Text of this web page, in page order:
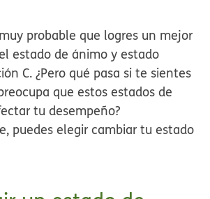
probable que logres un mejor
estado de ánimo y estado
C. ¿Pero qué pasa si te sientes
que estos estados de
tu desempeño?
puedes elegir cambiar tu estado